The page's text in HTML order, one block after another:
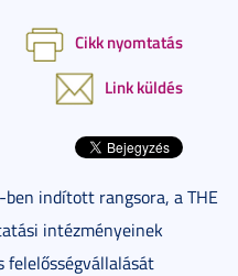
Cikk nyomtatás
Link küldés
indított rangsora, a THE
intézményeinek
felelősségvállalását